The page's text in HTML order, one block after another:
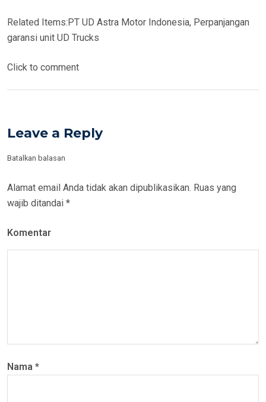
Related Items:PT UD Astra Motor Indonesia, Perpanjangan
garansi unit UD Trucks
Click to comment
Leave a Reply
Batalkan balasan
Alamat email Anda tidak akan dipublikasikan. Ruas yang
wajib ditandai *
Komentar
Nama *